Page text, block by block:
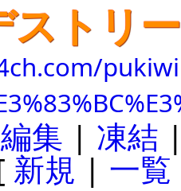
ストリ
編集 | 凍結
新規| 一覧